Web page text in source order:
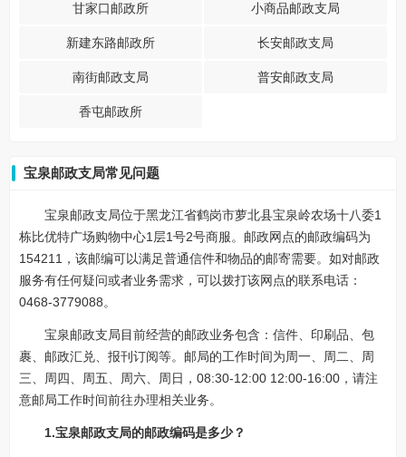
甘家口邮政所 小商品邮政支局
新建东路邮政所 长安邮政支局
南街邮政支局 普安邮政支局
香屯邮政所
宝泉邮政支局常见问题
宝泉邮政支局位于黑龙江省鹤岗市萝北县宝泉岭农场十八委1
栋比优特广场购物中心1层1号2号商服。邮政网点的邮政编码为
154211，该邮编可以满足普通信件和物品的邮寄需要。如对邮政
服务有任何疑问或者业务需求，可以拨打该网点的联系电话：
0468-3779088。
宝泉邮政支局目前经营的邮政业务包含：信件、印刷品、包
裹、邮政汇兑、报刊订阅等。邮局的工作时间为周一、周二、周
三、周四、周五、周六、周日，08:30-12:00 12:00-16:00，请注
意邮局工作时间前往办理相关业务。
1.宝泉邮政支局的邮政编码是多少？